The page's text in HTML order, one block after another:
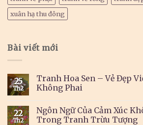
xuân hạ thu đông
Bài viết mới
25
Th2
Tranh Hoa Sen – Vẻ Đẹp
Không Phai
22
Th2
Ngôn Ngữ Của Cảm Xúc
Trong Tranh Trừu Tượng